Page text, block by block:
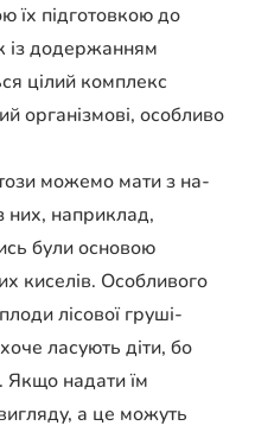
їх підготовкою до
із додержанням
цілий комплекс
організмові, осо­бливо
можемо мати з на­
них, наприклад,
були основою
киселів. Особли­вого
лісової груші-
ласують діти, бо
Якщо надати їм
а це мо­жуть